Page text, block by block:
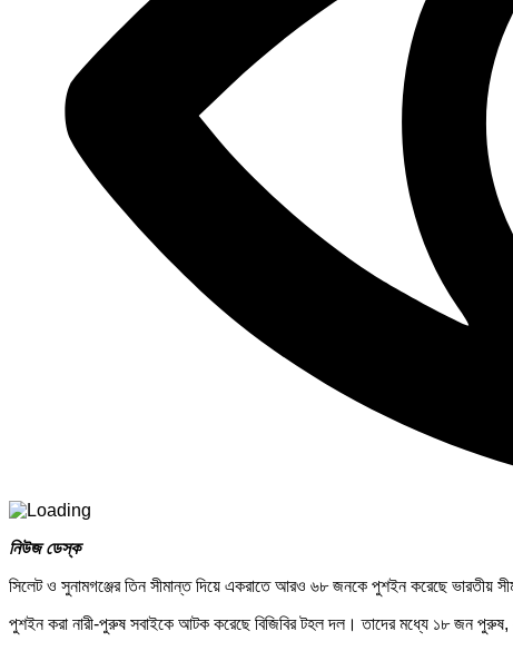
নিউজ ডেস্ক
সিলেট ও সুনামগঞ্জের তিন সীমান্ত দিয়ে একরাতে আরও ৬৮ জনকে পুশইন করেছে ভারতীয়
পুশইন করা নারী-পুরুষ সবাইকে আটক করেছে বিজিবির টহল দল। তাদের মধ্যে ১৮ জন